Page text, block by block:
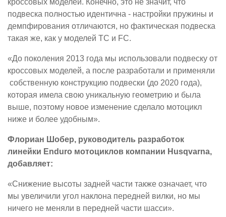
подвеска полностью идентична - настройки пружины и
демпфирования отличаются, но фактическая подвеска
такая же, как у моделей TC и FC.
«До поколения 2013 года мы использовали подвеску от
кроссовых моделей, а после разработали и применяли
собственную конструкцию подвески (до 2020 года),
которая имела свою уникальную геометрию и была
выше, поэтому новое изменение сделало мотоцикл
ниже и более удобным».
Флориан Шобер, руководитель разработок
линейки Enduro мотоциклов компании Husqvarna,
добавляет:
«Снижение высоты задней части также означает, что
мы увеличили угол наклона передней вилки, но мы
ничего не меняли в передней части шасси».